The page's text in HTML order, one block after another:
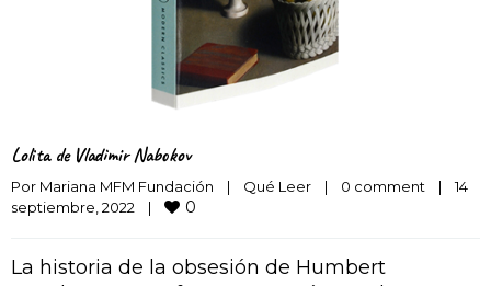
Lolita de Vladimir Nabokov
Por Mariana MFM Fundación | Qué Leer | 0 comment |
14
septiembre, 2022 | 0
La historia de la obsesión de Humbert